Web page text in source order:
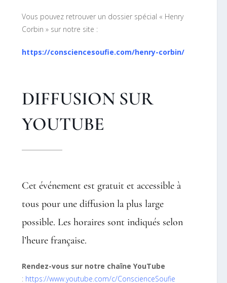
Vous pouvez retrouver un dossier spécial « Henry
Corbin » sur notre site :
https://consciencesoufie.com/henry-corbin/
DIFFUSION SUR
YOUTUBE
Cet événement est gratuit et accessible à
tous pour une diffusion la plus large
possible. Les horaires sont indiqués selon
l’heure française.
Rendez-vous sur notre chaîne YouTube
: https://www.youtube.com/c/ConscienceSoufie